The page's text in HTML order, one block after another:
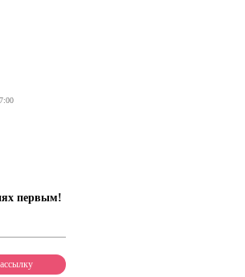
первым!